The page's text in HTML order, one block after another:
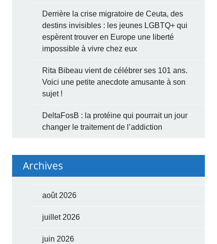
Derrière la crise migratoire de Ceuta, des
destins invisibles : les jeunes LGBTQ+ qui
espèrent trouver en Europe une liberté
impossible à vivre chez eux
Rita Bibeau vient de célébrer ses 101 ans.
Voici une petite anecdote amusante à son
sujet !
DeltaFosB : la protéine qui pourrait un jour
changer le traitement de l’addiction
Archives
août 2026
juillet 2026
juin 2026